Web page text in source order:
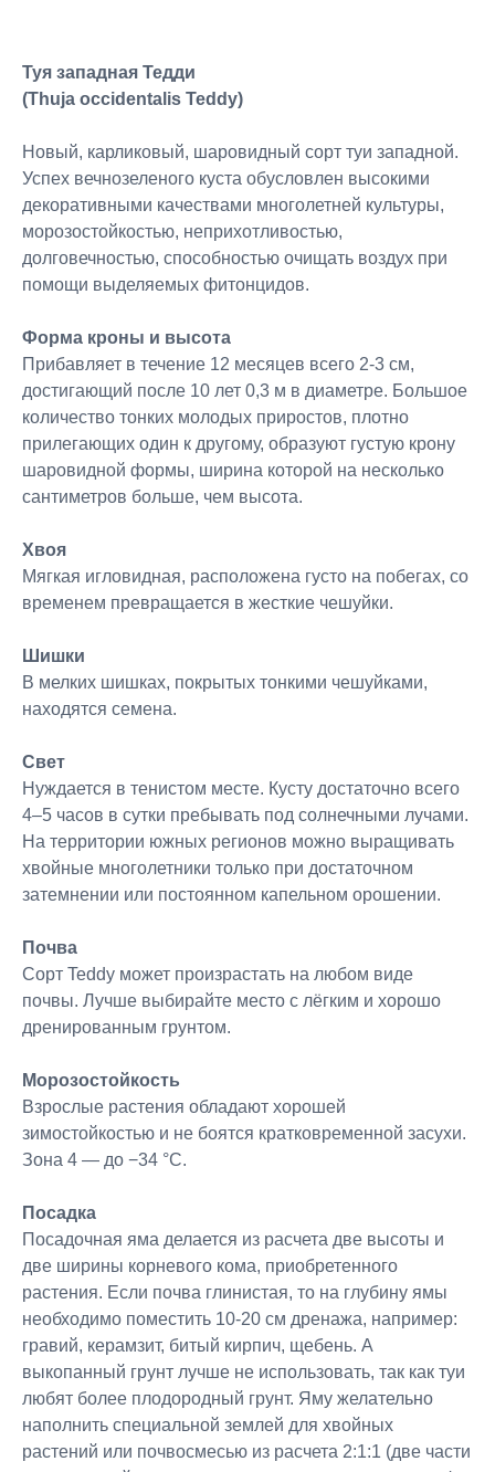
Туя западная Тедди
(Thuja occidentalis Teddy)
Новый, карликовый, шаровидный сорт туи западной.
Успех вечнозеленого куста обусловлен высокими
декоративными качествами многолетней культуры,
морозостойкостью, неприхотливостью,
долговечностью, способностью очищать воздух при
помощи выделяемых фитонцидов.
Форма кроны и высота
Прибавляет в течение 12 месяцев всего 2-3 см,
достигающий после 10 лет 0,3 м в диаметре. Большое
количество тонких молодых приростов, плотно
прилегающих один к другому, образуют густую крону
шаровидной формы, ширина которой на несколько
сантиметров больше, чем высота.
Хвоя
Мягкая игловидная, расположена густо на побегах, со
временем превращается в жесткие чешуйки.
Шишки
В мелких шишках, покрытых тонкими чешуйками,
находятся семена.
Свет
Нуждается в тенистом месте. Кусту достаточно всего
4–5 часов в сутки пребывать под солнечными лучами.
На территории южных регионов можно выращивать
хвойные многолетники только при достаточном
затемнении или постоянном капельном орошении.
Почва
Сорт Teddy может произрастать на любом виде
почвы. Лучше выбирайте место с лёгким и хорошо
дренированным грунтом.
Морозостойкость
Взрослые растения обладают хорошей
зимостойкостью и не боятся кратковременной засухи.
Зона 4 — до −34 °C.
Посадка
Посадочная яма делается из расчета две высоты и
две ширины корневого кома, приобретенного
растения. Если почва глинистая, то на глубину ямы
необходимо поместить 10-20 см дренажа, например:
гравий, керамзит, битый кирпич, щебень. А
выкопанный грунт лучше не использовать, так как туи
любят более плодородный грунт. Яму желательно
наполнить специальной землей для хвойных
растений или почвосмесью из расчета 2:1:1 (две части